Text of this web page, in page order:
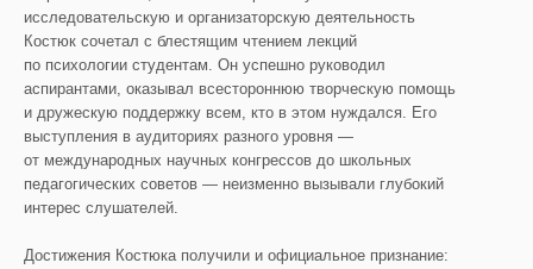
исследовательскую и организаторскую деятельность
Костюк сочетал с блестящим чтением лекций
по психологии студентам. Он успешно руководил
аспирантами, оказывал всестороннюю творческую помощь
и дружескую поддержку всем, кто в этом нуждался. Его
выступления в аудиториях разного уровня —
от международных научных конгрессов до школьных
педагогических советов — неизменно вызывали глубокий
интерес слушателей.
Достижения Костюка получили и официальное признание: